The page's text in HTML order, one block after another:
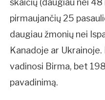
skaičių (daugiau nei
pirmaujančių 25
daugiau žmonių nei
Kanadoje ar
vadinosi Birma, bet
pavadinimą.